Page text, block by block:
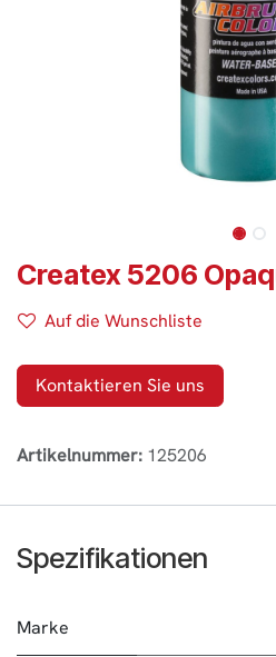
Createx 5206
Auf die Wunschliste
Kontaktieren Sie uns
Artikelnummer: 125206
Spezifikationen
Marke